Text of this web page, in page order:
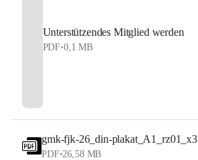
Unterstützendes Mitglied werden
PDF•0,1 MB
gmk-fjk-26_din-plakat_A1_rz01_x3
PDF•26,58 MB